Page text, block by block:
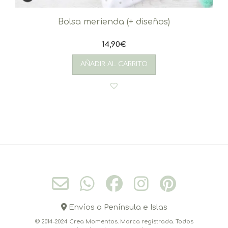
Bolsa merienda (+ diseños)
14,90€
AÑADIR AL CARRITO
Envíos a Península e Islas
© 2014-2024 Crea Momentos. Marca registrada. Todos